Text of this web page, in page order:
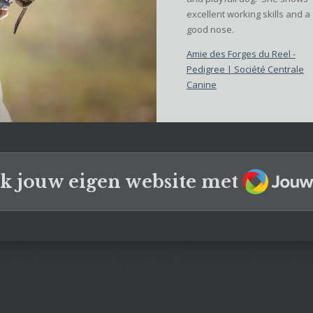
excellent working skills and a
good nose.
Amie des Forges du Reel -
Pedigree | Société Centrale
Canine
jouw eigen website met